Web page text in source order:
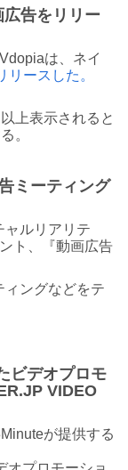
告をリリー
は、ネイ
リースした。
上表示されると
。
ミーティング
ャルリアリテ
ト、『動画広告
ィングなどをテ
ビデオプロモ
VIDEO
が提供する